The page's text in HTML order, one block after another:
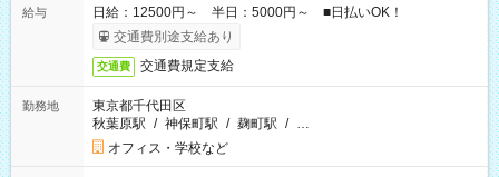
給与
日給：12500円～ 半日：5000円～ ■日払いOK！
交通費別途支給あり
交通費 交通費規定支給
勤務地
東京都千代田区
秋葉原駅 / 神保町駅 / 麹町駅 / …
オフィス・学校など